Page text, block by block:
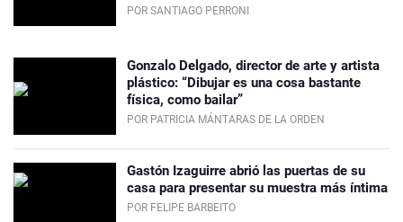
POR SANTIAGO PERRONI
Gonzalo Delgado, director de arte y artista
plástico: “Dibujar es una cosa bastante
física, como bailar”
POR PATRICIA MÁNTARAS DE LA ORDEN
Gastón Izaguirre abrió las puertas de su
casa para presentar su muestra más íntima
POR FELIPE BARBEITO